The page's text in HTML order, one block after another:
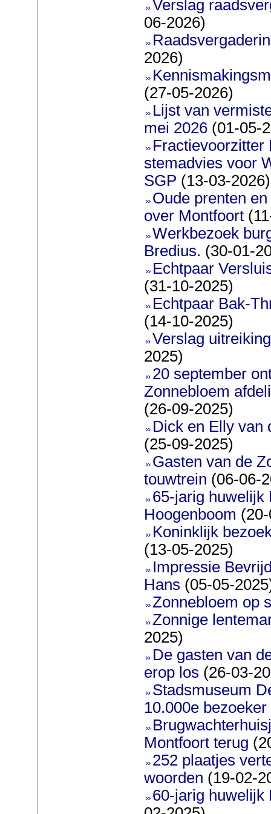
Verslag
06-2026)
2026)
(27-05-2026)
Lijst van
mei 2026 (01-05-
Fractievoorzitter
stemadvies voor
SGP (13-03-2026)
Oude prenten
over Montfoort
Werkbezoek
Bredius. (30-01-
Echtpaar
(31-10-2025)
Echtpaar Bak-
(14-10-2025)
Verslag
2025)
20 september
Zonnebloem
(26-09-2025)
Dick en Elly van
(25-09-2025)
Gasten van de
touwtrein (06-06-
65-jarig huwelijk
Hoogenboom
Koninklijk
(13-05-2025)
Impressie
Hans (05-05-
Zonnebloem op
Zonnige
2025)
De gasten van
erop los (26-03-
Stadsmuseum
10.000e bezoeker
Montfoort terug
252 plaatjes
woorden (19-02-
60-jarig huwelijk